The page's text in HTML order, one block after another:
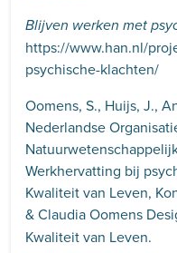
Blijven werken met
https://www.han.nl/
psychische-klachten/
Oomens, S., Huijs, J.,
Nederlandse
Werkhervatting bij
Kwaliteit van Leven,
& Claudia Oomens
Kwaliteit van Leven.